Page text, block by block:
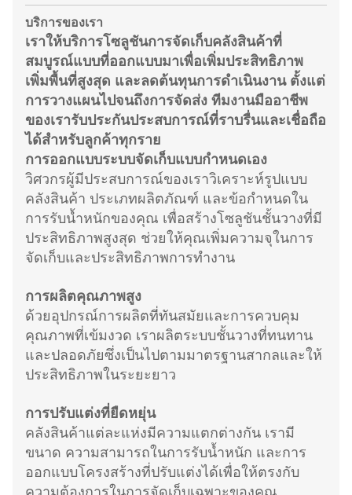
บริการของเรา
เราให้บริการโซลูชันการจัดเก็บคลังสินค้าที่
สมบูรณ์แบบที่ออกแบบมาเพื่อเพิ่มประสิทธิภาพ
เพิ่มพื้นที่สูงสุด และลดต้นทุนการดำเนินงาน ตั้งแต่
การวางแผนไปจนถึงการจัดส่ง ทีมงานมืออาชีพ
ของเรารับประกันประสบการณ์ที่ราบรื่นและเชื่อถือ
ได้สำหรับลูกค้าทุกราย
การออกแบบระบบจัดเก็บแบบกำหนดเอง
วิศวกรผู้มีประสบการณ์ของเราวิเคราะห์รูปแบบ
คลังสินค้า ประเภทผลิตภัณฑ์ และข้อกำหนดใน
การรับน้ำหนักของคุณ เพื่อสร้างโซลูชันชั้นวางที่มี
ประสิทธิภาพสูงสุด ช่วยให้คุณเพิ่มความจุในการ
จัดเก็บและประสิทธิภาพการทำงาน
การผลิตคุณภาพสูง
ด้วยอุปกรณ์การผลิตที่ทันสมัยและการควบคุม
คุณภาพที่เข้มงวด เราผลิตระบบชั้นวางที่ทนทาน
และปลอดภัยซึ่งเป็นไปตามมาตรฐานสากลและให้
ประสิทธิภาพในระยะยาว
การปรับแต่งที่ยืดหยุ่น
คลังสินค้าแต่ละแห่งมีความแตกต่างกัน เรามี
ขนาด ความสามารถในการรับน้ำหนัก และการ
ออกแบบโครงสร้างที่ปรับแต่งได้เพื่อให้ตรงกับ
ความต้องการในการจัดเก็บเฉพาะของคุณ